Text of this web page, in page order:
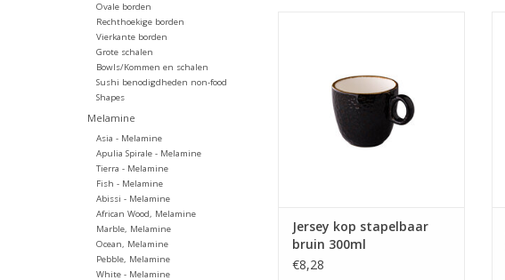
Ovale borden
Rechthoekige borden
Vierkante borden
Grote schalen
Bowls/Kommen en schalen
Sushi benodigdheden non-food
Shapes
Melamine
Asia - Melamine
Apulia Spirale - Melamine
Tierra - Melamine
Fish - Melamine
Abissi - Melamine
African Wood, Melamine
Marble, Melamine
Ocean, Melamine
Pebble, Melamine
White - Melamine
prijs
TOEVOEGEN AAN WINKELWAGEN
Jersey kop stapelbaar
bruin 300ml
€8,28